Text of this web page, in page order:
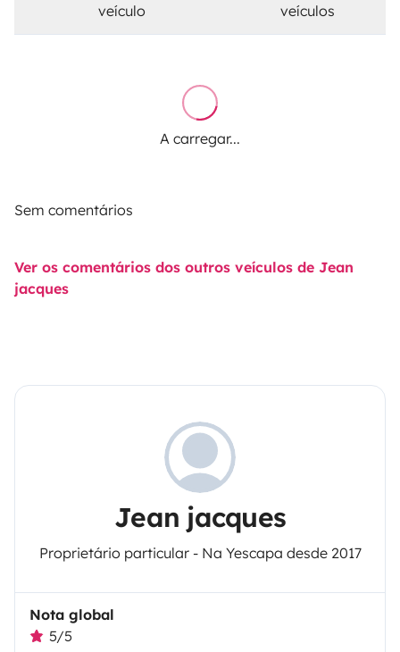
veículo
veículos
A carregar...
Sem comentários
Ver os comentários dos outros veículos de Jean
jacques
Jean jacques
Proprietário particular - Na Yescapa desde 2017
Nota global
5/5